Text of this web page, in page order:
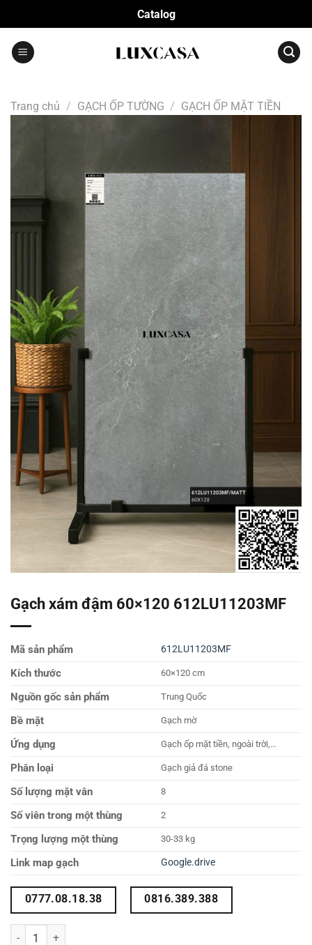
qua
nội
dung
Catalog
Trang chủ / GẠCH ỐP TƯỜNG / GẠCH ỐP MẶT TIỀN
Gạch xám đậm 60×120 612LU11203MF
Mã sản phẩm 612LU11203MF
Kích thước 60×120 cm
Nguồn gốc sản phẩm Trung Quốc
Bề mặt Gạch mờ
Ứng dụng Gạch ốp mặt tiền, ngoài trời,…
Phân loại Gạch giả đá stone
Số lượng mặt vân 8
Số viên trong một thùng 2
Trọng lượng một thùng 30-33 kg
Link map gạch Google.drive
0777.08.18.38 0816.389.388
Gạch xám đậm 60x120 612LU11203MF số lượng